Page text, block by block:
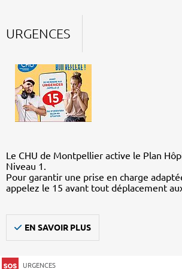
URGENCES
Le CHU de Montpellier active le Plan
Niveau 1.
Pour garantir une prise en charge
appelez le 15 avant tout déplacement
EN SAVOIR PLUS
URGENCES